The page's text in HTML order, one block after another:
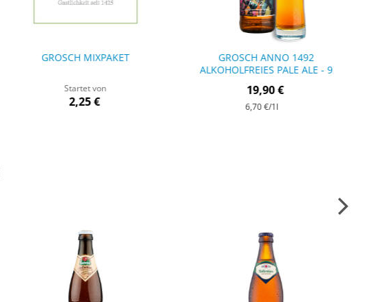
GROSCH MIXPAKET
Startet von
2,25 €
GROSCH ANNO 1492
ALKOHOLFREIES PALE ALE - 9
19,90 €
6,70 €/1l